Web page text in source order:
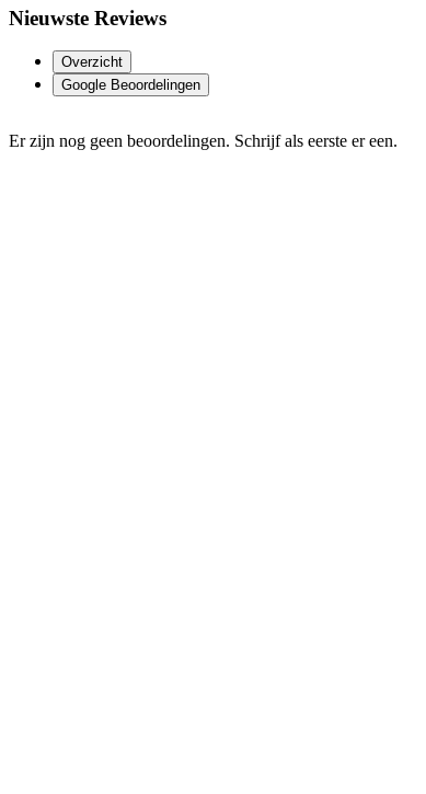
Nieuwste Reviews
Overzicht
Google Beoordelingen
Er zijn nog geen beoordelingen. Schrijf als eerste er een.